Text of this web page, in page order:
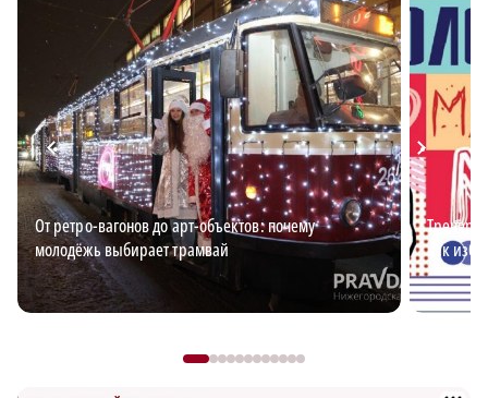
От ретро-вагонов до арт-объектов: почему
молодёжь выбирает трамвай
Тренер
как